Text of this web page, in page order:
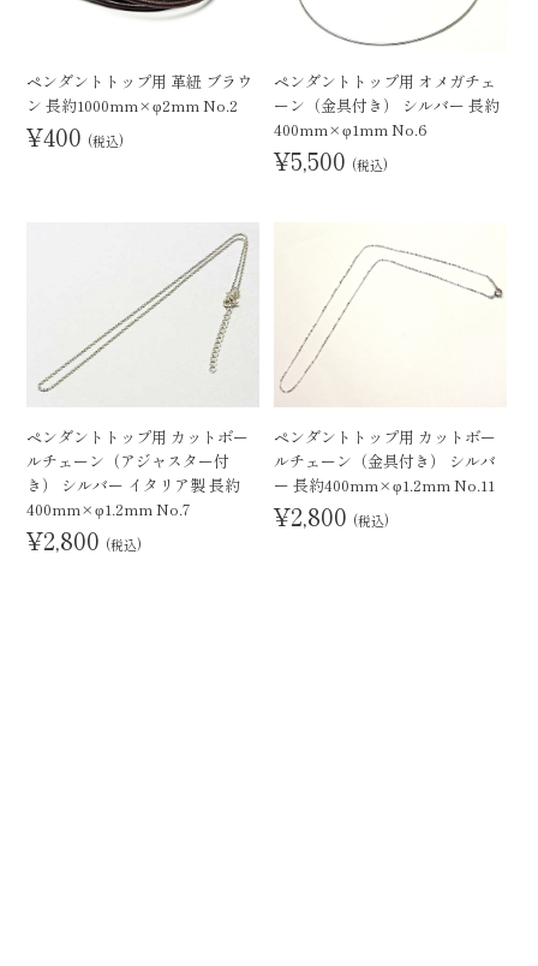
ペンダントトップ用 革紐 ブラウ
ン 長約1000mm×φ2mm No.2
¥400 (税込)
ペンダントトップ用 オメガチェ
ーン（金具付き） シルバー 長約
400mm×φ1mm No.6
¥5,500 (税込)
ペンダントトップ用 カットボー
ルチェーン（アジャスター付
き） シルバー イタリア製 長約
400mm×φ1.2mm No.7
¥2,800 (税込)
ペンダントトップ用 カットボー
ルチェーン（金具付き） シルバ
ー 長約400mm×φ1.2mm No.11
¥2,800 (税込)